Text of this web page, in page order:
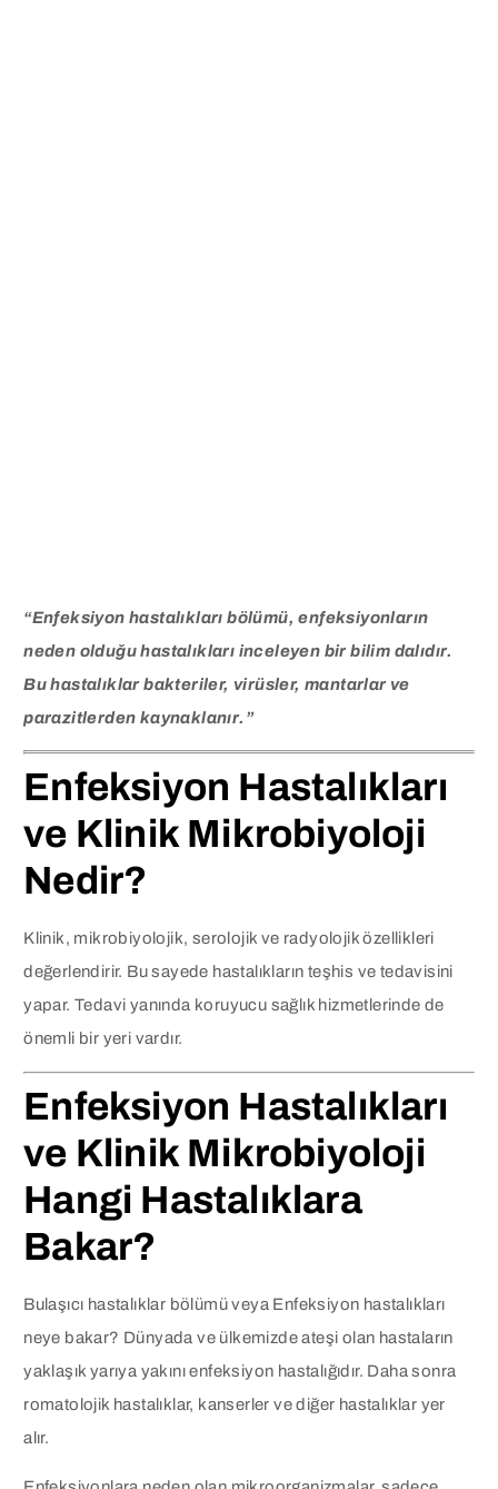
“Enfeksiyon hastalıkları bölümü, enfeksiyonların
neden olduğu hastalıkları inceleyen bir bilim dalıdır.
Bu hastalıklar bakteriler, virüsler, mantarlar ve
parazitlerden kaynaklanır.”
Enfeksiyon Hastalıkları
ve Klinik Mikrobiyoloji
Nedir?
Klinik, mikrobiyolojik, serolojik ve radyolojik özellikleri
değerlendirir. Bu sayede hastalıkların teşhis ve tedavisini
yapar. Tedavi yanında koruyucu sağlık hizmetlerinde de
önemli bir yeri vardır.
Enfeksiyon Hastalıkları
ve Klinik Mikrobiyoloji
Hangi Hastalıklara
Bakar?
Bulaşıcı hastalıklar bölümü veya Enfeksiyon hastalıkları
neye bakar? Dünyada ve ülkemizde ateşi olan hastaların
yaklaşık yarıya yakını enfeksiyon hastalığıdır. Daha sonra
romatolojik hastalıklar, kanserler ve diğer hastalıklar yer
alır.